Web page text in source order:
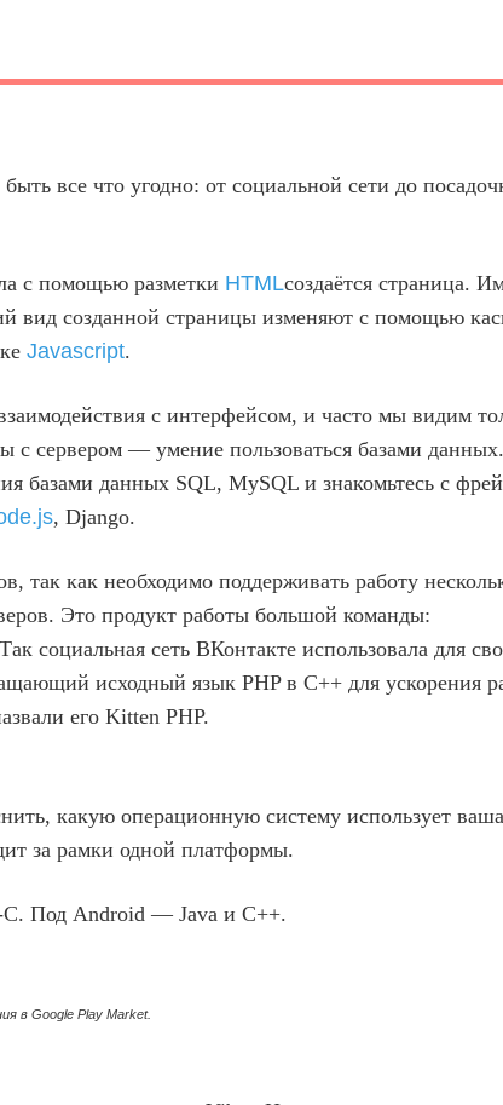
все что угодно: от социальной сети до
с помощью разметки HTMLсоздаётся страница.
вид созданной страницы изменяют с помощью
Javascript.
с интерфейсом, и часто мы видим
с сервером — умение пользоваться базами
базами данных SQL, MySQL и знакомьтесь с
, Django.
так как необходимо поддерживать работу
Это продукт работы большой команды:
социальная сеть ВКонтакте использовала для
исходный язык PHP в C++ для ускорения
его Kitten PHP.
какую операционную систему использует
за рамки одной платформы.
C. Под Android — Java и C++.
в Google Play Market.